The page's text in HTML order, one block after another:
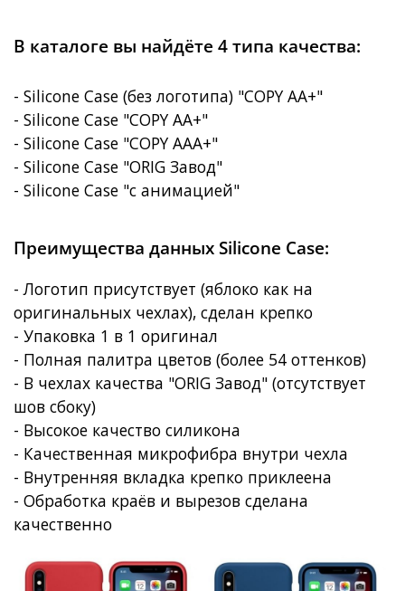
В каталоге вы найдёте 4 типа качества:
- Silicone Case (без логотипа) "COPY AA+"
- Silicone Case "COPY AA+"
- Silicone Case "COPY AAA+"
- Silicone Case "ORIG Завод"
- Silicone Case "с анимацией"
Преимущества данных Silicone Case:
- Логотип присутствует (яблоко как на
оригинальных чехлах), сделан крепко
- Упаковка 1 в 1 оригинал
- Полная палитра цветов (более 54 оттенков)
- В чехлах качества "ORIG Завод" (отсутствует
шов сбоку)
- Высокое качество силикона
- Качественная микрофибра внутри чехла
- Внутренняя вкладка крепко приклеена
- Обработка краёв и вырезов сделана
качественно